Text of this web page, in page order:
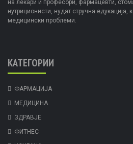
на лекари и професори, фармацевти,
нутриционисти, нудат стручна едукација,
медицински проблеми.
КАТЕГОРИИ
ФАРМАЦИЈА
МЕДИЦИНА
ЗДРАВЈЕ
ФИТНЕС